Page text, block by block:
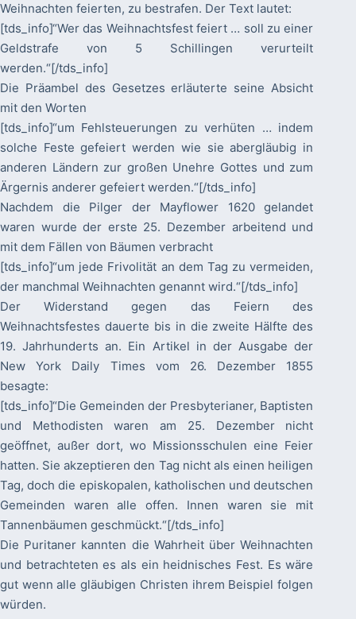
Weihnachten feierten, zu bestrafen. Der Text lautet:
[tds_info]“Wer das Weihnachtsfest feiert … soll zu einer
Geldstrafe von 5 Schillingen verurteilt
werden.“[/tds_info]
Die Präambel des Gesetzes erläuterte seine Absicht
mit den Worten
[tds_info]“um Fehlsteuerungen zu verhüten … indem
solche Feste gefeiert werden wie sie abergläubig in
anderen Ländern zur großen Unehre Gottes und zum
Ärgernis anderer gefeiert werden.“[/tds_info]
Nachdem die Pilger der Mayflower 1620 gelandet
waren wurde der erste 25. Dezember arbeitend und
mit dem Fällen von Bäumen verbracht
[tds_info]“um jede Frivolität an dem Tag zu vermeiden,
der manchmal Weihnachten genannt wird.“[/tds_info]
Der Widerstand gegen das Feiern des
Weihnachtsfestes dauerte bis in die zweite Hälfte des
19. Jahrhunderts an. Ein Artikel in der Ausgabe der
New York Daily Times vom 26. Dezember 1855
besagte:
[tds_info]“Die Gemeinden der Presbyterianer, Baptisten
und Methodisten waren am 25. Dezember nicht
geöffnet, außer dort, wo Missionsschulen eine Feier
hatten. Sie akzeptieren den Tag nicht als einen heiligen
Tag, doch die episkopalen, katholischen und deutschen
Gemeinden waren alle offen. Innen waren sie mit
Tannenbäumen geschmückt.“[/tds_info]
Die Puritaner kannten die Wahrheit über Weihnachten
und betrachteten es als ein heidnisches Fest. Es wäre
gut wenn alle gläubigen Christen ihrem Beispiel folgen
würden.